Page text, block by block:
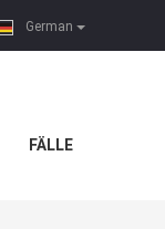
German
FÄLLE